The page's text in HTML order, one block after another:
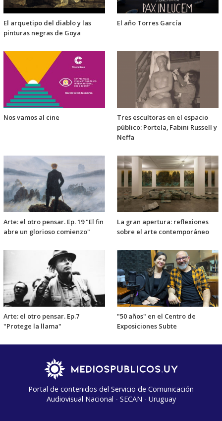
El arquetipo del diablo y las
pinturas negras de Goya
El año Torres García
Nos vamos al cine
Tres escultoras en el espacio
público: Portela, Fabini Russell y
Neffa
Arte: el otro pensar. Ep. 19 "El fin
abre un glorioso comienzo"
La gran apertura: reflexiones
sobre el arte contemporáneo
Arte: el otro pensar. Ep.7
"Protege la llama"
"50 años" en el Centro de
Exposiciones Subte
Portal de contenidos del Servicio de Comunicación
Audiovisual Nacional - SECAN - Uruguay